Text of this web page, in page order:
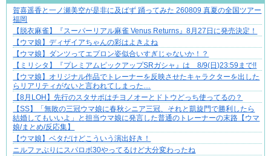
不器用な二人が辿り着いた、切なく温かい恋物語
賀喜遥香と一ノ瀬美空が是非に及ばず 踊ってみた 260809 真夏の全国ツアー
福岡
【脱衣麻雀】『スーパーリアル麻雀 Venus Returns』8月27日に発売決定！
【ウマ娘】ディザイアちゃんの彩はよきよね
【ウマ娘】ダンツってエプロン姿似合いすぎじゃないか！？
【ミリシタ】『プレミアムピックアップSRガシャ』は 8/9(日)23:59まで!!
【ウマ娘】オリジナル作品でトレーナーを反映させたキャラクターを出した
らリアリティがないと言われてしまった…
【8月LOH】先行のスタサポはチヨノオーとドトウどっち使ってるの？
【SS】「無敗の三冠ウマ娘に春秋シニア三冠、それと凱旋門で勝利したら
結婚してもいいよ」と担当ウマ娘に発言した普通のトレーナーの末路【ウマ
娘/まとめ/反応集】
【ウマ娘】ベタだけどこういう演出好き！
ニルファぶりにスパロボ30やってるけど大分変わったね